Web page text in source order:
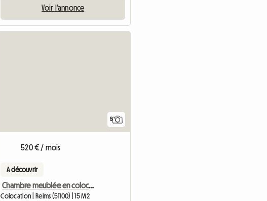
Voir l'annonce
5
520 € / mois
A découvrir
Chambre meublée en colocation hyper centre Reims
Colocation | Reims (51100) | 15 M2